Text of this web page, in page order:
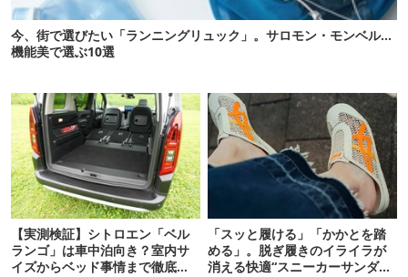
今、街で選びたい「ランニングリュック」。サロモン・モンベル…
機能美で選ぶ10選
【実測検証】シトロエン「ベル
ランゴ」は車中泊向き？室内サ
イズからベッド事情まで徹底レ
「スッと履ける」「かかとを踏
める」。脱ぎ履きのイライラが
消える快適“スニーカーサンダ